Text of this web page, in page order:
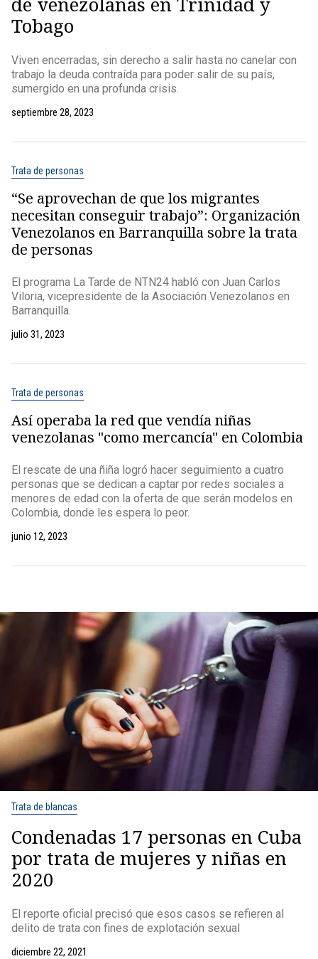
Tobago
Viven encerradas, sin derecho a salir hasta no canelar con
trabajo la deuda contraída para poder salir de su país,
sumergido en una profunda crisis.
septiembre 28, 2023
Trata de personas
“Se aprovechan de que los migrantes
necesitan conseguir trabajo”: Organización
Venezolanos en Barranquilla sobre la trata
de personas
El programa La Tarde de NTN24 habló con Juan Carlos
Viloria, vicepresidente de la Asociación Venezolanos en
Barranquilla.
julio 31, 2023
Trata de personas
Así operaba la red que vendía niñas
venezolanas "como mercancía" en Colombia
El rescate de una ñiña logró hacer seguimiento a cuatro
personas que se dedican a captar por redes sociales a
menores de edad con la oferta de que serán modelos en
Colombia, donde les espera lo peor.
junio 12, 2023
Trata de blancas
Condenadas 17 personas en Cuba
por trata de mujeres y niñas en
2020
El reporte oficial precisó que esos casos se refieren al
delito de trata con fines de explotación sexual
diciembre 22, 2021